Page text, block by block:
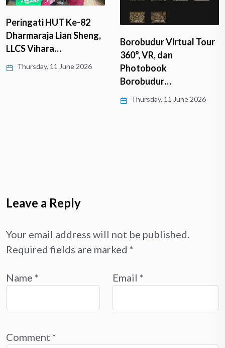
Peringati HUT Ke-82
Dharmaraja Lian Sheng,
LLCS Vihara…
Thursday, 11 June 2026
Borobudur Virtual Tour
360°, VR, dan
Photobook
Borobudur…
Thursday, 11 June 2026
Leave a Reply
Your email address will not be published.
Required fields are marked *
Name * Email *
Comment *